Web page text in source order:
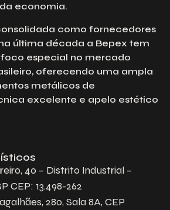
economia.
como fornecedores
última década a Bepex tem
especial no mercado
oferecendo uma ampla
metálicos de
excelente e apelo estético
40 – Distrito Industrial –
CEP: 13.498-262
280, Sala 8A, CEP
projeto e necessidade
avaliar e propor a melhor